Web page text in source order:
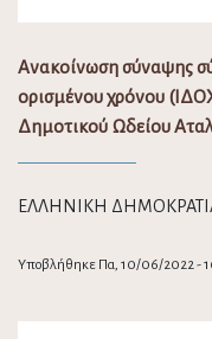
Ανακοίνωση σύναψης
ορισμένου χρόνου
Δημοτικού Ωδείου
ΕΛΛΗΝΙΚΗ
Υποβλήθηκε Πα, 10/06/2022 -